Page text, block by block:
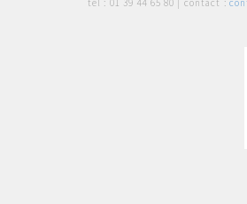
tél : 01 39 44 65 80 | contact :